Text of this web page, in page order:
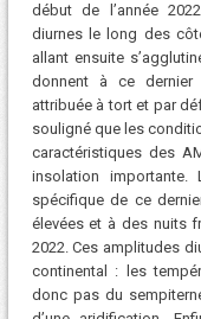
début de l’année
diurnes le long des
allant ensuite
donnent à ce dernier
attribuée à tort et par
souligné que les
caractéristiques des
insolation
spécifique de ce
élevées et à des nuits
2022. Ces amplitudes
continental : les
donc pas du